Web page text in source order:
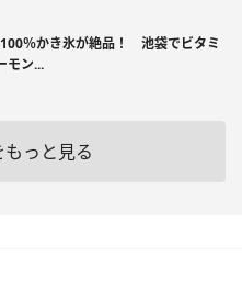
％かき氷が絶品！ 池袋でビタミ
モン...
っと見る